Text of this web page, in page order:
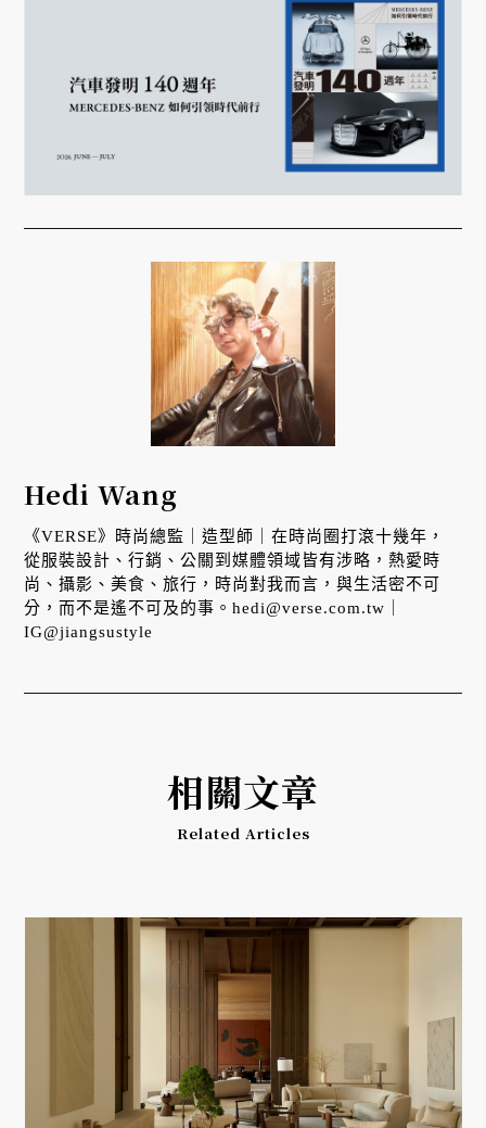
Hedi Wang
《VERSE》時尚總監｜造型師｜在時尚圈打滾十幾年，
從服裝設計、行銷、公關到媒體領域皆有涉略，熱愛時
尚、攝影、美食、旅行，時尚對我而言，與生活密不可
分，而不是遙不可及的事。hedi@verse.com.tw｜
IG@jiangsustyle
相關文章
Related Articles